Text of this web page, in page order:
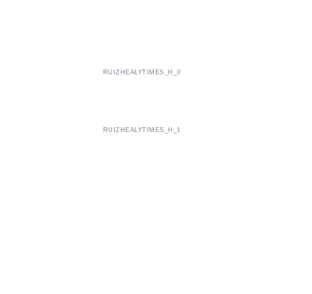
RUIZHEALYTIMES_H_0
RUIZHEALYTIMES_H_1